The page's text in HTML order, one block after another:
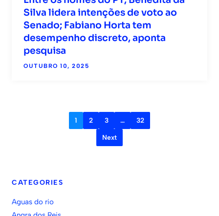
Silva lidera intenções de voto ao
Senado; Fabiano Horta tem
desempenho discreto, aponta
pesquisa
OUTUBRO 10, 2025
1 2 3 … 32
Next
CATEGORIES
Aguas do rio